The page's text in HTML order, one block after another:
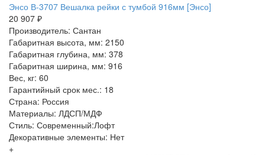
Энсо В-3707 Вешалка рейки с тумбой 916мм [Энсо]
20 907 ₽
Производитель: Сантан
Габаритная высота, мм: 2150
Габаритная глубина, мм: 378
Габаритная ширина, мм: 916
Вес, кг: 60
Гарантийный срок мес.: 18
Страна: Россия
Материалы: ЛДСП/МДФ
Стиль: Современный:Лофт
Декоративные элементы: Нет
+